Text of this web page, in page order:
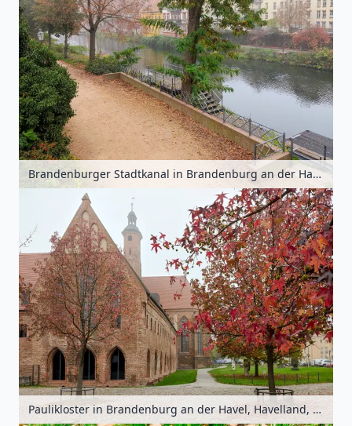
Brandenburger Stadtkanal in Brandenburg an der Havel, Havelland, Brandenburg, Deutschland
Paulikloster in Brandenburg an der Havel, Havelland, Brandenburg, Deutschland